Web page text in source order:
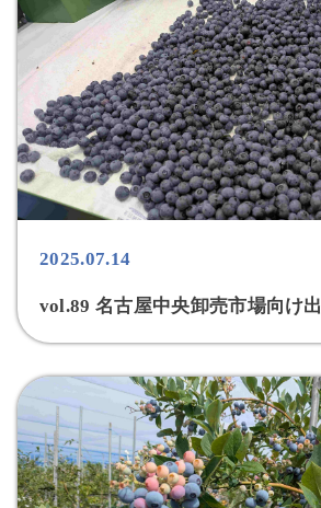
2025.07.14
vol.89 名古屋中央卸売市場向け